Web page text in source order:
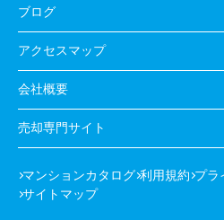
ブログ
アクセスマップ
会社概要
売却専門サイト
マンションカタログ 利用規約 プラ
サイトマップ